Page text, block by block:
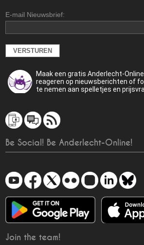
E-mail Nieuwsbrief:
Maak een gratis Anderlecht-
reageren op nieuwsberichten of
te nemen aan spelletjes en
Be Social! Be Anderlecht-Online!
Join the team!